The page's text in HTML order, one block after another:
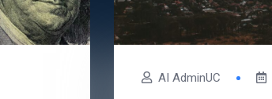
AI AdminUC